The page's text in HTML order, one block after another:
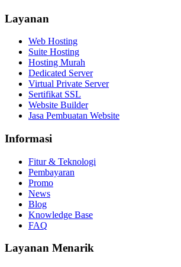
Layanan
Web Hosting
Suite Hosting
Hosting Murah
Dedicated Server
Virtual Private Server
Sertifikat SSL
Website Builder
Jasa Pembuatan Website
Informasi
Fitur & Teknologi
Pembayaran
Promo
News
Blog
Knowledge Base
FAQ
Layanan Menarik